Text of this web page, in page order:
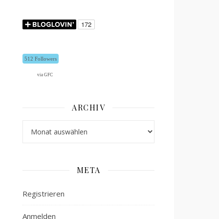
512 Followers
via GFC
ARCHIV
META
Registrieren
Anmelden